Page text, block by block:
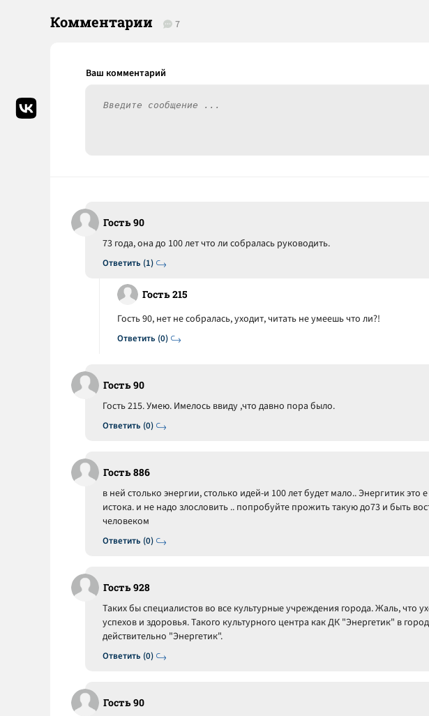
Комментарии 7
Гость 90
Ответить (1)
73 года, она до 100 лет что ли собралась руководить.
Гость 215
Ответить (0)
Гость 90, нет не собралась, уходит, читать не умеешь что ли?!
Гость 90
Ответить (0)
Гость 215. Умею. Имелось ввиду ,что давно пора было.
Гость 886
Ответить (0)
в ней столько энергии, столько идей-и 100 лет будет мало.. Энергитик это
истока. и не надо злословить .. попробуйте прожить такую до73 и быть
человеком
Гость 928
Ответить (0)
Таких бы специалистов во все культурные учреждения города. Жаль, что
успехов и здоровья. Такого культурного центра как ДК "Энергетик" в
действительно "Энергетик".
Гость 90